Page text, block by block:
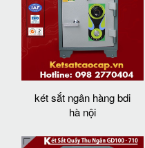
két sắt ngân hàng bdi
hà nội